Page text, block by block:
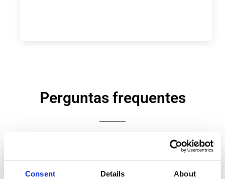
Consent Details About
Perguntas frequentes
antecedência?